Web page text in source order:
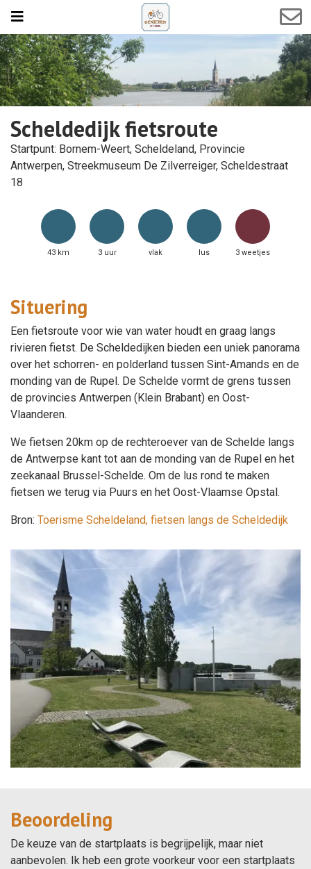
Scheldedijk fietsroute
Startpunt: Bornem-Weert, Scheldeland, Provincie
Antwerpen, Streekmuseum De Zilverreiger, Scheldestraat
18
43 km 3 uur vlak lus 3 weetjes
Situering
Een fietsroute voor wie van water houdt en graag langs
rivieren fietst. De Scheldedijken bieden een uniek panorama
over het schorren- en polderland tussen Sint-Amands en de
monding van de Rupel. De Schelde vormt de grens tussen
de provincies Antwerpen (Klein Brabant) en Oost-
Vlaanderen.
We fietsen 20km op de rechteroever van de Schelde langs
de Antwerpse kant tot aan de monding van de Rupel en het
zeekanaal Brussel-Schelde. Om de lus rond te maken
fietsen we terug via Puurs en het Oost-Vlaamse Opstal.
Bron: Toerisme Scheldeland, fietsen langs de Scheldedijk
Beoordeling
De keuze van de startplaats is begrijpelijk, maar niet
aanbevolen. Ik heb een grote voorkeur voor een startplaats